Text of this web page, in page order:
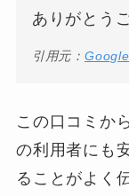
ありがとう
引用元：Google
この口コミか
の利用者にも
ることがよく